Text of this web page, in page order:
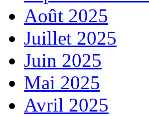
Août 2025
Juillet 2025
Juin 2025
Mai 2025
Avril 2025